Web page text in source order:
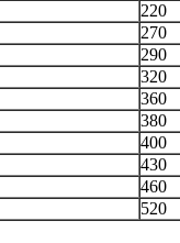
220
270
290
320
360
380
400
430
460
520